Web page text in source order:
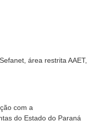
área restrita AAET,
com a
do Estado do Paraná